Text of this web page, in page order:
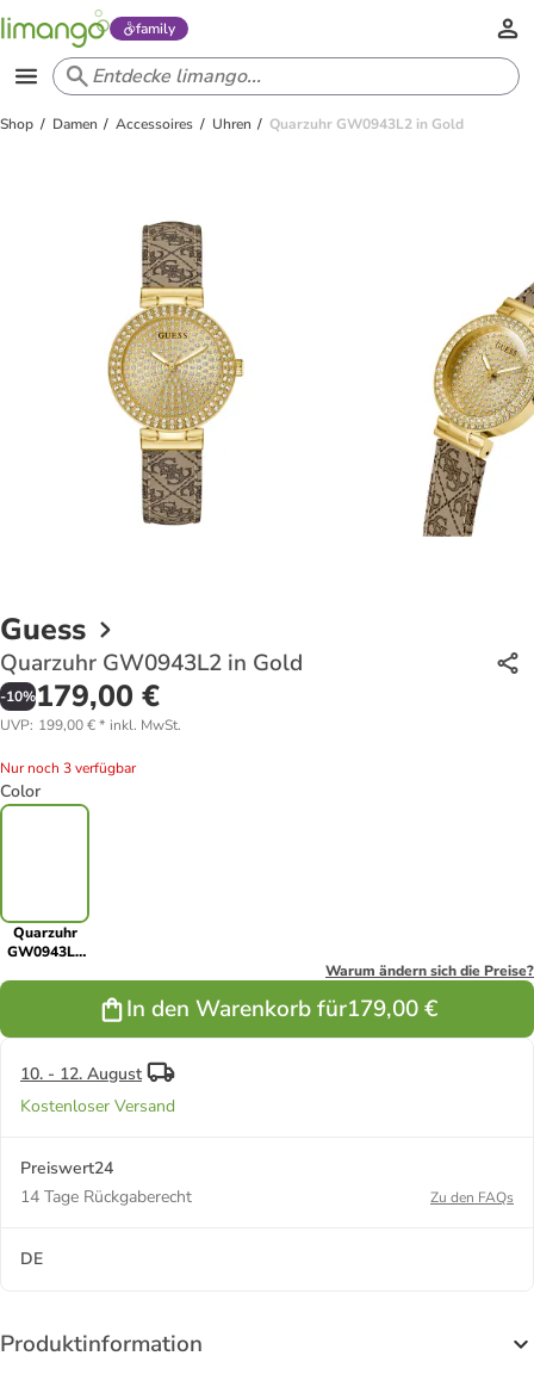
family
Shop Damen Accessoires Uhren Quarzuhr GW0943L2 in Gold
Guess
Quarzuhr GW0943L2 in Gold
-10%179,00 €
UVP: 199,00 €* inkl. MwSt.
Nur noch 3 verfügbar
Color
Quarzuhr
GW0943L2
Warum ändern sich die Preise?
In den Warenkorb für179,00 €
10. - 12. August
Kostenloser Versand
Preiswert24
14 Tage Rückgaberecht
Zu den FAQs
DE
Produktinformation